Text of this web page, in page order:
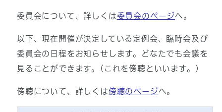
委員会について、詳しくは委員会のページへ。
以下、現在開催が決定している定例会、臨時会及び
委員会の日程をお知らせします。どなたでも会議を
見ることができます。(これを傍聴といいます。)
傍聴について、詳しくは傍聴のページへ。